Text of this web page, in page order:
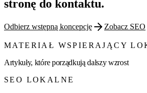
stronę do kontaktu.
Odbierz wstępną koncepcję Zobacz SEO
MATERIAŁ WSPIERAJĄCY
Artykuły, które porządkują dalszy wzrost
SEO LOKALNE